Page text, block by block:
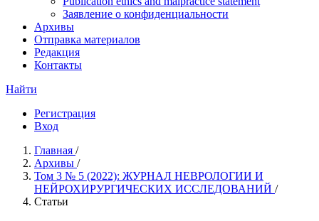
Заявление о конфиденциальности
Архивы
Отправка материалов
Редакция
Контакты
Найти
Регистрация
Вход
Главная /
Архивы /
Том 3 № 5 (2022): ЖУРНАЛ НЕВРОЛОГИИ И
НЕЙРОХИРУРГИЧЕСКИХ ИССЛЕДОВАНИЙ /
Статьи